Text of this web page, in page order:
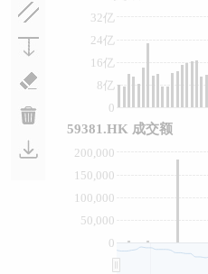
0
8亿
16亿
24亿
32亿
0
50,000
100,000
150,000
200,000
59381.HK 成交额